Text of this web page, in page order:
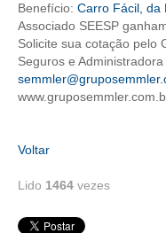
REVISÃO DE
FGTS EXPURGOS
FGTS CORREÇÃO
Benefício: Carro Fácil, da
Associado SEESP
Solicite sua cotação pelo
Seguros e
Voltar
Lido 1464 vezes